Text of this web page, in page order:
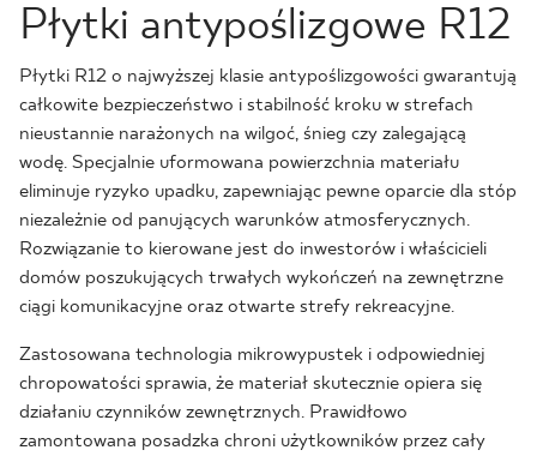
Płytki antypoślizgowe R12
Płytki R12 o najwyższej klasie antypoślizgowości gwarantują
całkowite bezpieczeństwo i stabilność kroku w strefach
nieustannie narażonych na wilgoć, śnieg czy zalegającą
wodę. Specjalnie uformowana powierzchnia materiału
eliminuje ryzyko upadku, zapewniając pewne oparcie dla stóp
niezależnie od panujących warunków atmosferycznych.
Rozwiązanie to kierowane jest do inwestorów i właścicieli
domów poszukujących trwałych wykończeń na zewnętrzne
ciągi komunikacyjne oraz otwarte strefy rekreacyjne.
Zastosowana technologia mikrowypustek i odpowiedniej
chropowatości sprawia, że materiał skutecznie opiera się
działaniu czynników zewnętrznych. Prawidłowo
zamontowana posadzka chroni użytkowników przez cały